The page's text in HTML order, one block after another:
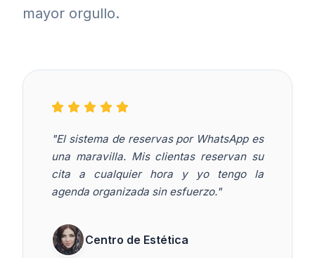
mayor orgullo.
"El sistema de reservas por WhatsApp es
una maravilla. Mis clientas reservan su
cita a cualquier hora y yo tengo la
agenda organizada sin esfuerzo."
Centro de Estética